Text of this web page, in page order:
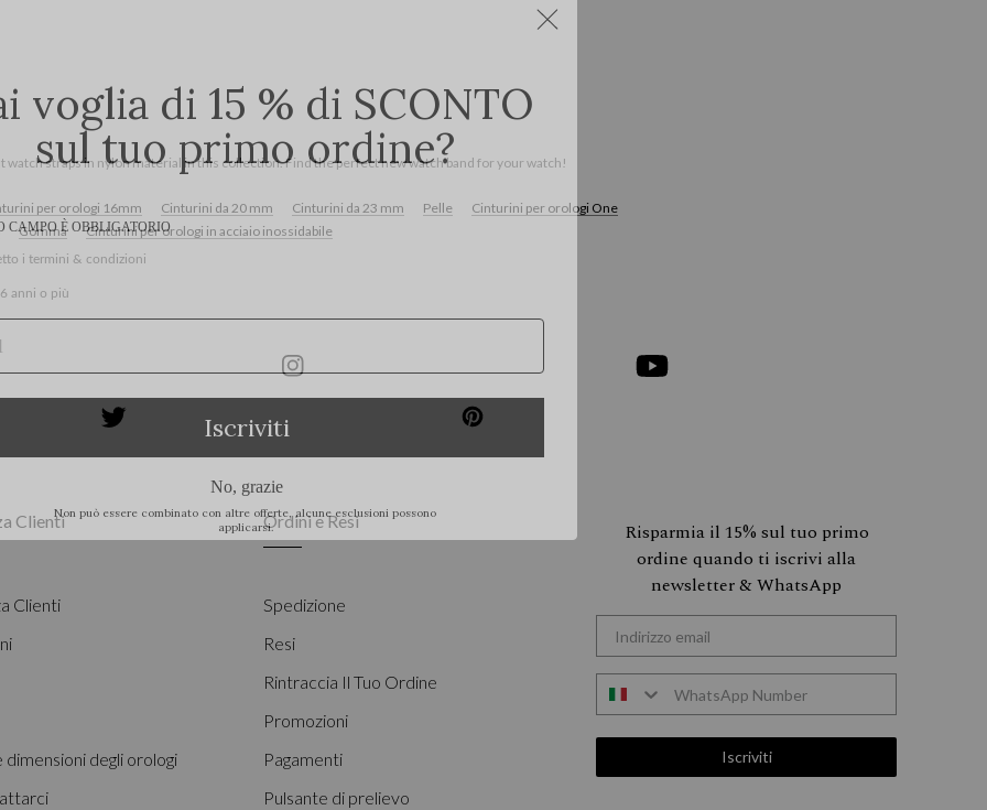
watch straps in nylon material in this collection. Find the perfect new watch band for your watch!
per orologi 16mm Cinturini da 20 mm Cinturini da 23 mm Pelle
Cinturini per orologi One
Gomma Cinturini per orologi in acciaio inossidabile
Instagram YouTube
Clienti
Clienti
dimensioni degli orologi
Ordini e Resi
Spedizione
Resi
Rintraccia Il Tuo Ordine
Promozioni
Pagamenti
Pulsante di prelievo
Risparmia il 15% sul tuo primo
ordine quando ti iscrivi alla
newsletter & WhatsApp
Iscriviti